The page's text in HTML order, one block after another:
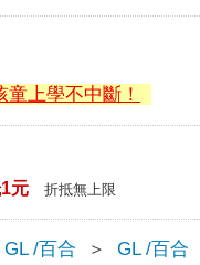
上學不中斷！
元 折抵無上限
GL /百合 ＞ GL /百合